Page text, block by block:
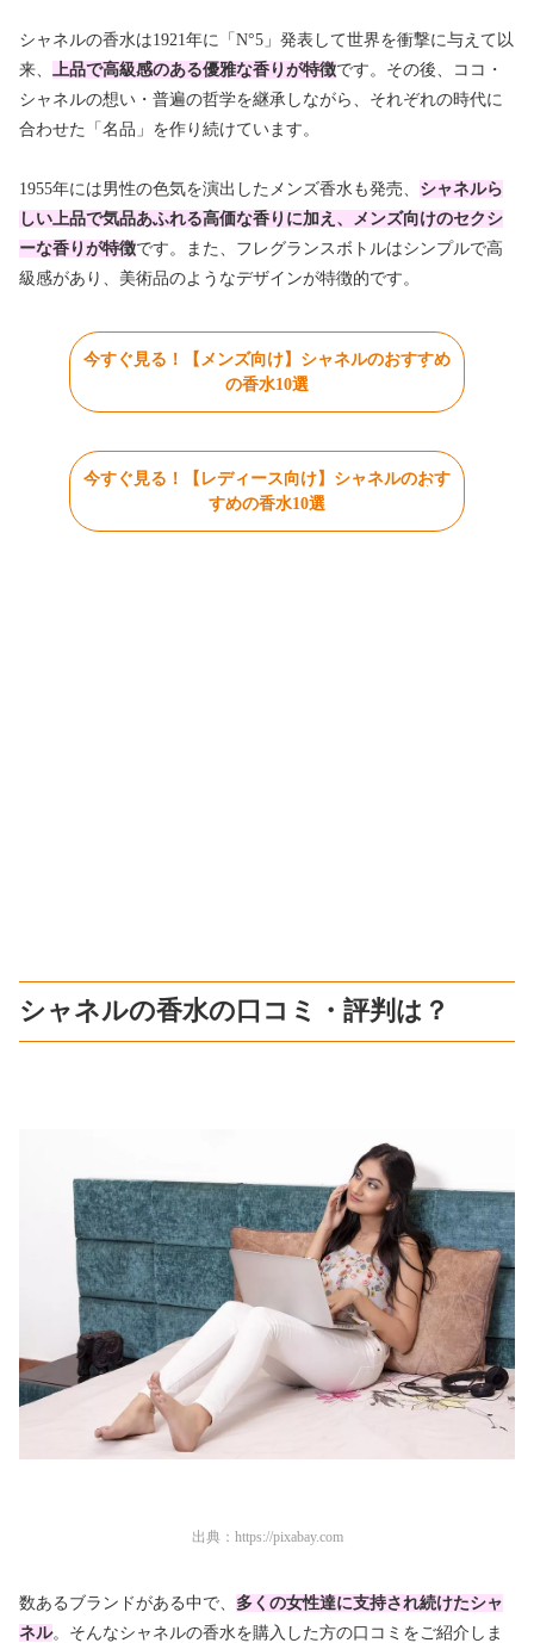
シャネルの香水は1921年に「N°5」発表して世界を衝撃に与えて以
来、 上品で高級感のある優雅な香りが特徴です。その後、ココ・
シャネルの想い・普遍の哲学を継承しながら、それぞれの時代に
合わせた「名品」を作り続けています。
1955年には男性の色気を演出したメンズ香水も発売、 シャネルら
しい上品で気品あふれる高価な香りに加え、メンズ向けのセクシ
ーな香りが特徴です。また、フレグランスボトルはシンプルで高
級感があり、美術品のようなデザインが特徴的です。
今すぐ見る！【メンズ向け】シャネルのおすすめ
の香水10選
今すぐ見る！【レディース向け】シャネルのおす
すめの香水10選
シャネルの香水の口コミ・評判は？
出典： https://pixabay.com
数あるブランドがある中で、 多くの女性達に支持され続けたシャ
ネル。そんなシャネルの香水を購入した方の口コミをご紹介しま